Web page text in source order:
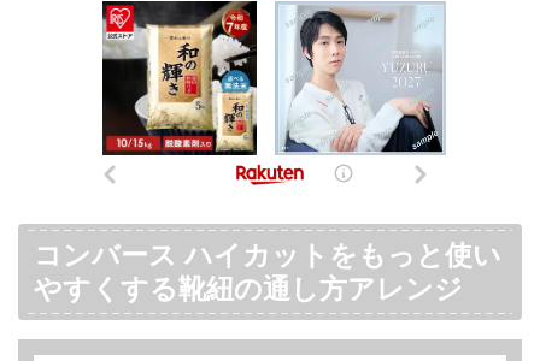
コンバース ハイカットをもっと使い
やすくする靴紐の通し方アレンジ